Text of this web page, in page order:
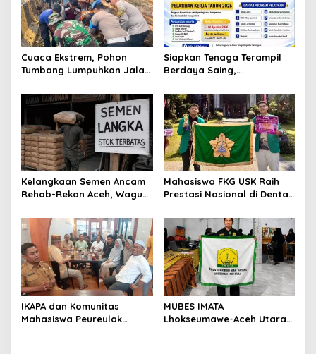
Cuaca Ekstrem, Pohon
Tumbang Lumpuhkan Jalan
Blangpidie
Siapkan Tenaga Terampil
Berdaya Saing,
Tamiang Buka Pelatihan
Kerja 2026
Kelangkaan Semen Ancam
Rehab-Rekon Aceh, Wagub
Mahasiswa FKG USK Raih
Prestasi Nasional di Dental
IKAPA dan Komunitas
Mahasiswa Peureulak
MUBES IMATA
Lhokseumawe-Aceh Utara